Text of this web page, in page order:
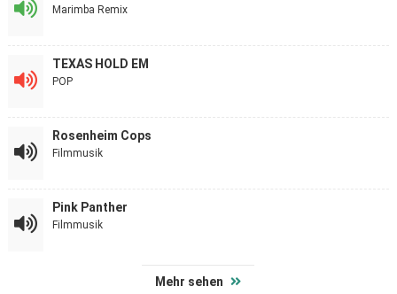
Marimba Remix
TEXAS HOLD EM
POP
Rosenheim Cops
Filmmusik
Pink Panther
Filmmusik
Mehr sehen